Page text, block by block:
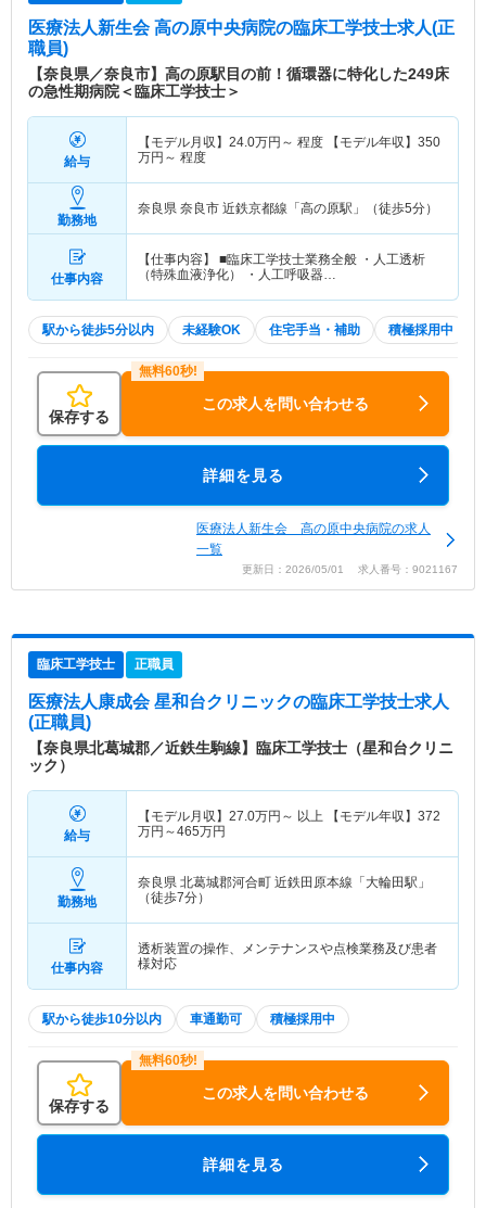
医療法人新生会 高の原中央病院の臨床工学技士求人(正
職員)
【奈良県／奈良市】高の原駅目の前！循環器に特化した249床
の急性期病院＜臨床工学技士＞
給与
【モデル月収】 24.0万円～ 程度 【モデル年収】 350
万円～ 程度
勤務地
奈良県 奈良市 近鉄京都線「高の原駅」（徒歩5分）
仕事内容
【仕事内容】 ■臨床工学技士業務全般 ・人工透析
（特殊血液浄化） ・人工呼吸器…
駅から徒歩5分以内 未経験OK 住宅手当・補助 積極採用中
保存する
この求人を問い合わせる
詳細を見る
医療法人新生会 高の原中央病院の求人
一覧
更新日：2026/05/01 求人番号：9021167
臨床工学技士 正職員
医療法人康成会 星和台クリニックの臨床工学技士求人
(正職員)
【奈良県北葛城郡／近鉄生駒線】臨床工学技士（星和台クリニ
ック）
給与
【モデル月収】 27.0万円～ 以上 【モデル年収】 372
万円～465万円
勤務地
奈良県 北葛城郡河合町 近鉄田原本線「大輪田駅」
（徒歩7分）
仕事内容
透析装置の操作、メンテナンスや点検業務及び患者
様対応
駅から徒歩10分以内 車通勤可 積極採用中
保存する
この求人を問い合わせる
詳細を見る